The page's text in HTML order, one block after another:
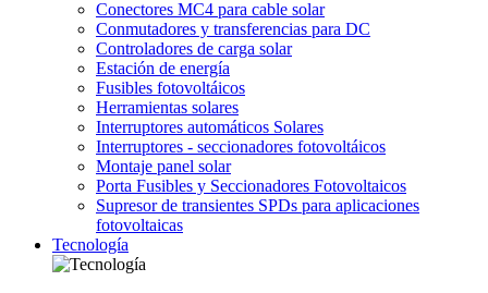
Conectores MC4 para cable solar
Conmutadores y transferencias para DC
Controladores de carga solar
Estación de energía
Fusibles fotovoltáicos
Herramientas solares
Interruptores automáticos Solares
Interruptores - seccionadores fotovoltáicos
Montaje panel solar
Porta Fusibles y Seccionadores Fotovoltaicos
Supresor de transientes SPDs para aplicaciones
fotovoltaicas
Tecnología